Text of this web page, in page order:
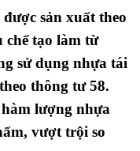
được sản xuất theo
chế tạo làm từ
sử dụng nhựa tái
thông tư 58.
lượng nhựa
vượt trội so